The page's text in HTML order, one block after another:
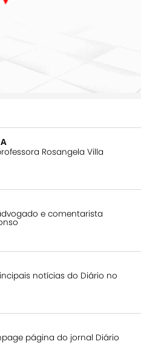
Rosangela Villa
e comentarista
notícias do Diário no
página do jornal Diário